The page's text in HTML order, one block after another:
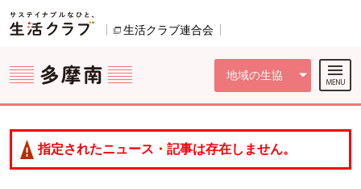
ページの先頭です。
生活クラブ連合会
地域の生協
ここからサイト内共通メニューです。
サイト内共通メニューをスキップする
サイト内共通メニューここまで。
指定されたニュース・記事は存在しません。